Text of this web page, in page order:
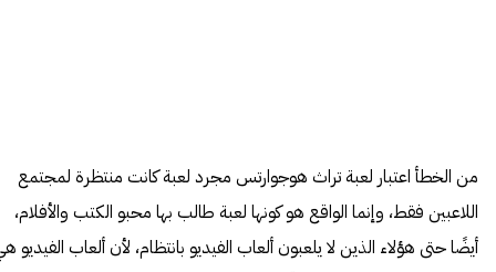
من الخطأ اعتبار لعبة تراث هوجوارتس مجرد لعبة كانت منتظرة لمجتمع
اللاعبين فقط، وإنما الواقع هو كونها لعبة طالب بها محبو الكتب والأفلام،
أيضًا حتى هؤلاء الذين لا يلعبون ألعاب الفيديو بانتظام، لأن ألعاب الفيديو